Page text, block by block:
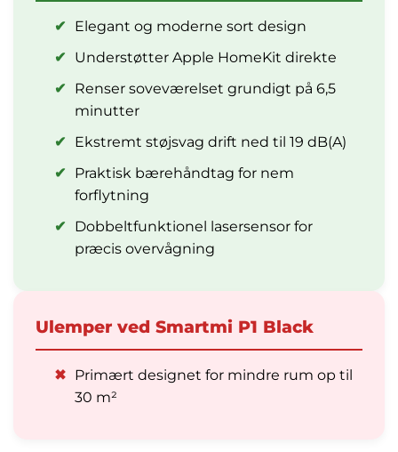
✔
Elegant og moderne sort design
✔
Understøtter Apple HomeKit direkte
✔
Renser soveværelset grundigt på 6,5
minutter
✔
Ekstremt støjsvag drift ned til 19 dB(A)
✔
Praktisk bærehåndtag for nem
forflytning
✔
Dobbeltfunktionel lasersensor for
præcis overvågning
Ulemper ved Smartmi P1 Black
✖ Primært designet for mindre rum op til
30 m²